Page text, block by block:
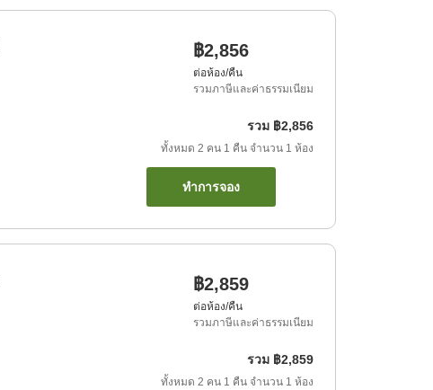
฿2,856
ต่อห้อง/คืน
รวมภาษีและค่าธรรมเนียม
รวม ฿2,856
ทั้งหมด 2 คน 1 คืน จำนวน 1 ห้อง
ทำการจอง
฿2,859
ต่อห้อง/คืน
รวมภาษีและค่าธรรมเนียม
รวม ฿2,859
ทั้งหมด 2 คน 1 คืน จำนวน 1 ห้อง